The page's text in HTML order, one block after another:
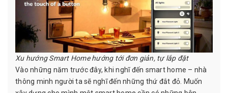
Xu hướng Smart Home hướng tới đơn giản, tự lắp đặt
Vào những năm trước đây, khi nghĩ đến smart home – nhà
thông minh người ta sẽ nghĩ đến những thứ đắt đỏ. Muốn